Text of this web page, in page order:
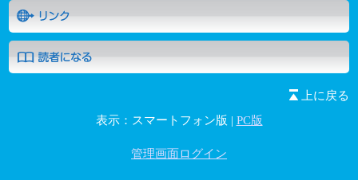
上に戻る
表示：スマートフォン版 | PC版
管理画面ログイン